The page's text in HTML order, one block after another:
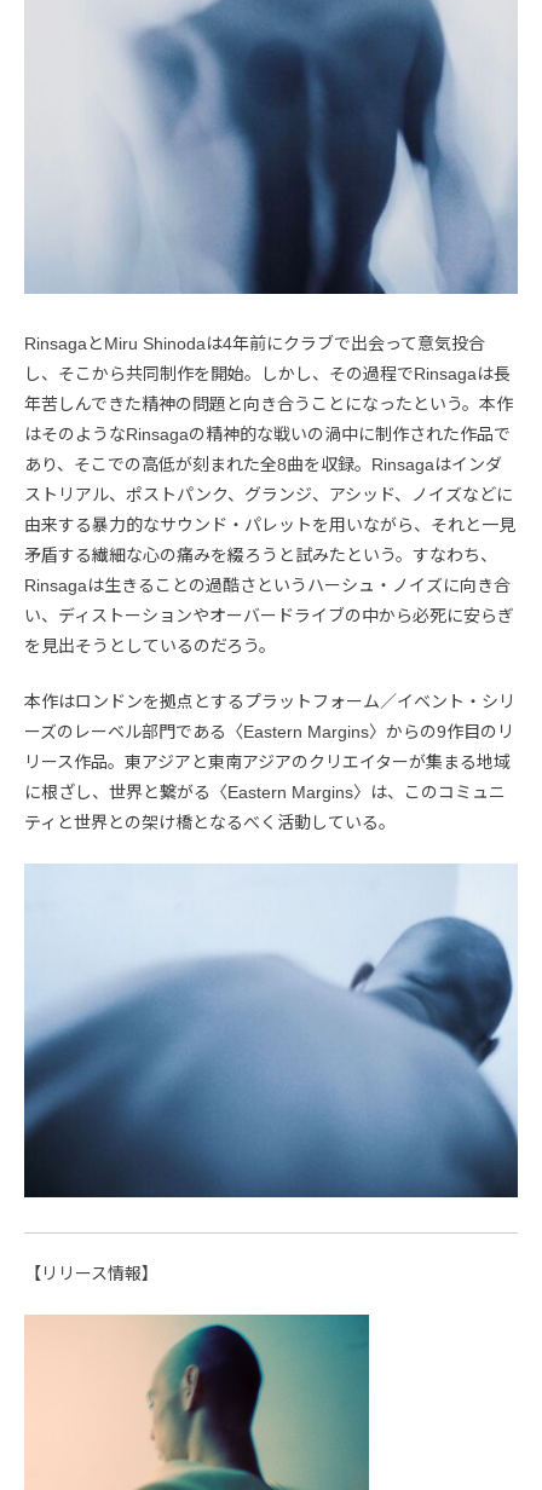
RinsagaとMiru Shinodaは4年前にクラブで出会って意気投合
し、そこから共同制作を開始。しかし、その過程でRinsagaは長
年苦しんできた精神の問題と向き合うことになったという。本作
はそのようなRinsagaの精神的な戦いの渦中に制作された作品で
あり、そこでの高低が刻まれた全8曲を収録。Rinsagaはインダ
ストリアル、ポストパンク、グランジ、アシッド、ノイズなどに
由来する暴力的なサウンド・パレットを用いながら、それと一見
矛盾する繊細な心の痛みを綴ろうと試みたという。すなわち、
Rinsagaは生きることの過酷さというハーシュ・ノイズに向き合
い、ディストーションやオーバードライブの中から必死に安らぎ
を見出そうとしているのだろう。
本作はロンドンを拠点とするプラットフォーム／イベント・シリ
ーズのレーベル部門である〈Eastern Margins〉からの9作目のリ
リース作品。東アジアと東南アジアのクリエイターが集まる地域
に根ざし、世界と繋がる〈Eastern Margins〉は、このコミュニ
ティと世界との架け橋となるべく活動している。
【リリース情報】